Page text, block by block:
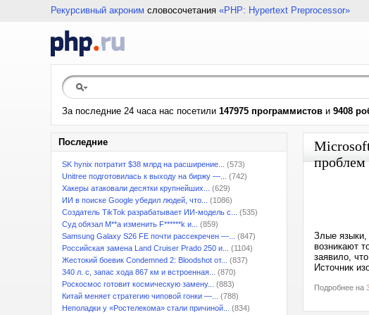
Рекурсивный акроним словосочетания «PHP: Hypertext Preprocessor»
За последние 24 часа нас посетили 147975 программистов и 9408
Последние
SK hynix потратит $38 млрд на расширение...
(573)
Unitree подготовилась к выходу на биржу —...
(742)
Хакеры атаковали десятки крупнейших...
(629)
ИИ в поиске Google убедил людей, что...
(1086)
Создатель TikTok разрабатывает ИИ-модель с...
(535)
Суд обязал M**a изменить F******k и...
(859)
Samsung Galaxy S26 FE почти рассекречен —...
(847)
Российская замена Land Cruiser Prado 250 и...
(1104)
Жестокий боевик Condemned 2: Bloodshot от...
(837)
340 л. с, запас хода 867 км и встроенная...
(870)
Роскосмос готовит космическую замену...
(883)
Китай меняет стратегию чиповой гонки —...
(788)
Неполадки у «Ростелекома» стали причиной...
(834)
проблем
Злые языки,
возникают
заявило,
Источник
Подробнее на